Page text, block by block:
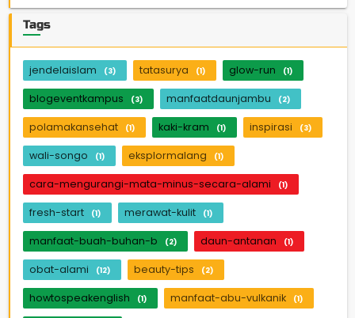
Tags
jendelaislam (3) tatasurya (1) glow-run (1)
blogeventkampus (3) manfaatdaunjambu (2)
polamakansehat (1) kaki-kram (1) inspirasi (3)
wali-songo (1) eksplormalang (1)
cara-mengurangi-mata-minus-secara-alami (1)
fresh-start (1) merawat-kulit (1)
manfaat-buah-buhan-b (2) daun-antanan (1)
obat-alami (12) beauty-tips (2)
howtospeakenglish (1) manfaat-abu-vulkanik (1)